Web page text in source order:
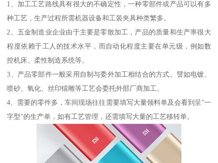
1、加工工艺路线具有很大的不确定性，一种零部件或产品可以有多
种工艺，生产过程所需机器设备和工装夹具种类繁多。
2、五金制造业企业由于主要是零散加工，产品的质量和生产率很大
程度依赖于工人的技术水平，而自动化程度主要在单元级，例如数
控机床、柔性制造系统等。
3、产品零部件一般采用自制与委外加工相结合的方式。譬如电镀、
喷砂、氧化、丝印镭雕等工艺会委托外部厂商加工。
4、需要的零件多，车间现场往往需要填写大量领料单及会看到呈"一
字型"的生产单，如有工艺管理，还需填写大量的工艺移转单。